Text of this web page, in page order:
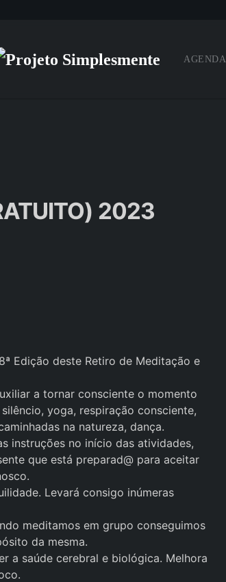
AGENDA
2023
Edição deste Retiro de Meditação e
a tornar consciente o momento
yoga, respiração consciente,
na natureza, dança.
instruções no início das atividades,
que está preparad@ para aceitar
Levará consigo inúmeras
meditamos em grupo conseguimos
da mesma.
a saúde cerebral e biológica. Melhora